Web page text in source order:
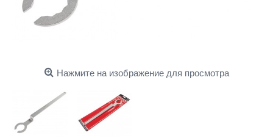
Нажмите на изображение для просмотра